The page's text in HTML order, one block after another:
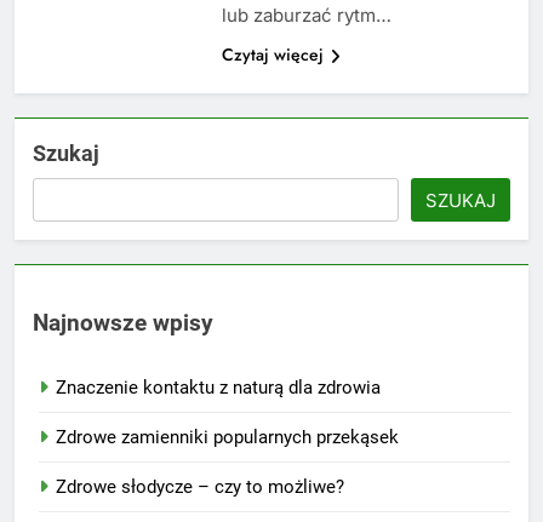
lub zaburzać rytm…
Czytaj więcej
Szukaj
SZUKAJ
Najnowsze wpisy
Znaczenie kontaktu z naturą dla zdrowia
Zdrowe zamienniki popularnych przekąsek
Zdrowe słodycze – czy to możliwe?